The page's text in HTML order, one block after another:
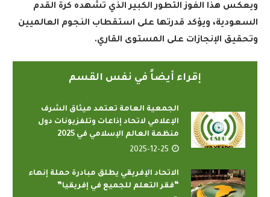
ويعكس هذا الفوز التطور الكبير الذي تشهده كرة القدم
السعودية، ويؤكد قدرتها على استقطاب النجوم العالميين
وتحقيق الإنجازات على المستوى القاري.
إقراء أيضاً في نفس القسم
الجمعية العامة تعتمد ميثاق الشرف
الإعلامي لاتحاد إذاعات وتلفزيونات دول
منظمة العالم الإسلامي في 2025
2025-12-25
الاتحاد الإفريقي يطلق مبادرة حملة إنهاء
“فقر التعلم للجميع في إفريقيا”